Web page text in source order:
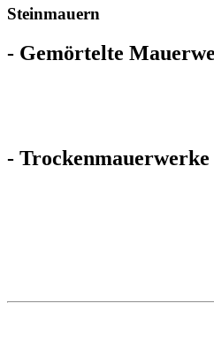
Steinmauern
- Gemörtelte
- Trockenmauerwerke